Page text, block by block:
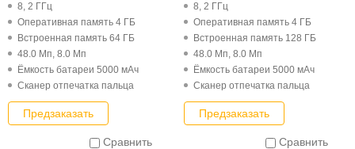
8, 2 ГГц
Оперативная память 4 ГБ
Встроенная память 64 ГБ
48.0 Мп, 8.0 Мп
Ёмкость батареи 5000 мАч
Cканер отпечатка пальца
Предзаказать
Сравнить
8, 2 ГГц
Оперативная память 4 ГБ
Встроенная память 128 ГБ
48.0 Мп, 8.0 Мп
Ёмкость батареи 5000 мАч
Cканер отпечатка пальца
Предзаказать
Сравнить